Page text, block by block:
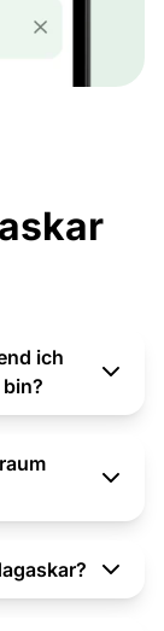
ich